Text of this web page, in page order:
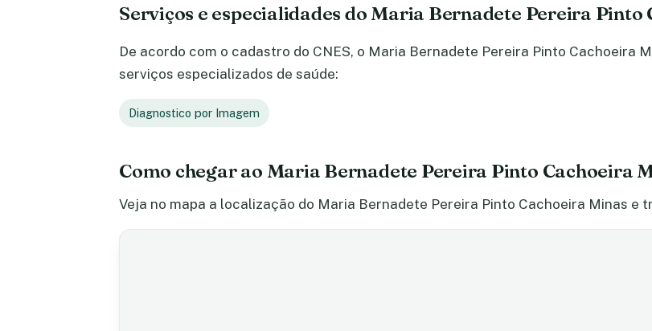
Serviços e especialidades do Maria Bernadete Pereira Pinto
De acordo com o cadastro do CNES, o Maria Bernadete Pereira Pinto Cachoeira
serviços especializados de saúde:
Diagnostico por Imagem
Como chegar ao Maria Bernadete Pereira Pinto Cachoeira
Veja no mapa a localização do Maria Bernadete Pereira Pinto Cachoeira Minas e